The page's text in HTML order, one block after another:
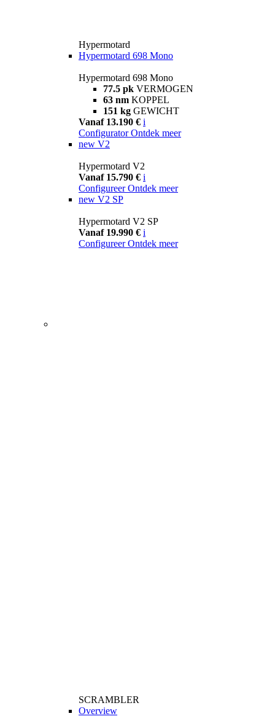
Hypermotard
Hypermotard 698 Mono
Hypermotard 698 Mono
77.5 pk VERMOGEN
63 nm KOPPEL
151 kg GEWICHT
Vanaf 13.190 € i
Configurator Ontdek meer
new V2
Hypermotard V2
Vanaf 15.790 € i
Configureer Ontdek meer
new V2 SP
Hypermotard V2 SP
Vanaf 19.990 € i
Configureer Ontdek meer
SCRAMBLER
Overview